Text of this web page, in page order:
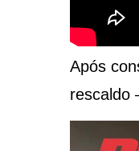
Após
rescaldo